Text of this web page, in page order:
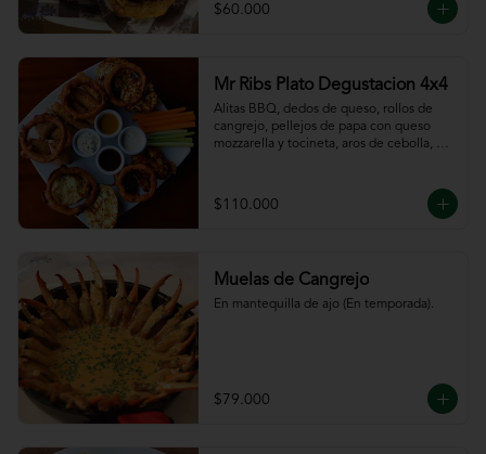
$60.000
Mr Ribs Plato Degustacion 4x4
Alitas BBQ, dedos de queso, rollos de
cangrejo, pellejos de papa con queso
mozzarella y tocineta, aros de cebolla,
$110.000
Muelas de Cangrejo
En mantequilla de ajo (En temporada).
$79.000